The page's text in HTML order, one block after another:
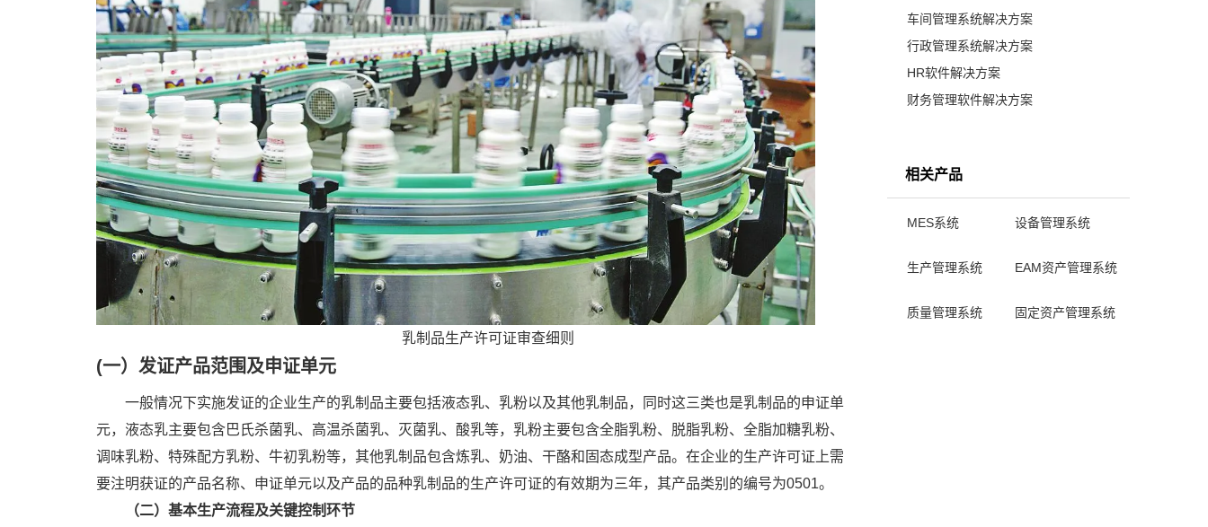
乳制品生产许可证审查细则
(一）发证产品范围及申证单元
一般情况下实施发证的企业生产的乳制品主要包括液态乳、乳粉以及其他乳制品，同时这三类也是乳制品的申证单
元，液态乳主要包含巴氏杀菌乳、高温杀菌乳、灭菌乳、酸乳等，乳粉主要包含全脂乳粉、脱脂乳粉、全脂加糖乳粉、
调味乳粉、特殊配方乳粉、牛初乳粉等，其他乳制品包含炼乳、奶油、干酪和固态成型产品。在企业的生产许可证上需
要注明获证的产品名称、申证单元以及产品的品种乳制品的生产许可证的有效期为三年，其产品类别的编号为0501。
（二）基本生产流程及关键控制环节
车间管理系统解决方案
行政管理系统解决方案
HR软件解决方案
财务管理软件解决方案
相关产品
MES系统 设备管理系统
生产管理系统 EAM资产管理系统
质量管理系统 固定资产管理系统